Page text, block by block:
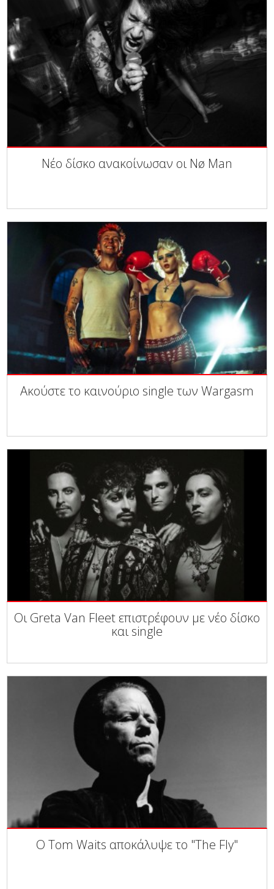
Νέο δίσκο ανακοίνωσαν οι Nø Man
Ακούστε το καινούριο single των Wargasm
Οι Greta Van Fleet επιστρέφουν με νέο δίσκο
και single
Ο Tom Waits αποκάλυψε το "The Fly"